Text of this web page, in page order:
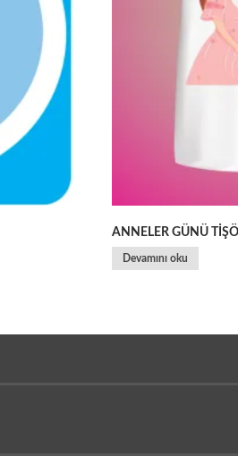
ANNELER GÜNÜ
Devamını oku